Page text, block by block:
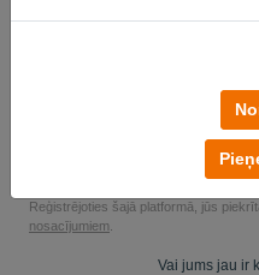
Sāciet
Nav nepieciešama kredītkarte
Nav pievienotas stīgas! 100%
Reģistrējoties šajā platformā, jūs
nosacījumiem
Vai jums jau ir